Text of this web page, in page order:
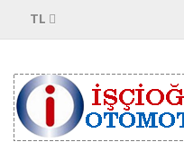
TL